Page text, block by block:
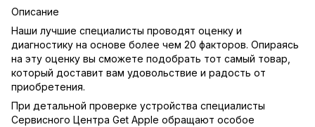
Описание
Наши лучшие специалисты проводят оценку и
диагностику на основе более чем 20 факторов. Опираясь
на эту оценку вы сможете подобрать тот самый товар,
который доставит вам удовольствие и радость от
приобретения.
При детальной проверке устройства специалисты
Сервисного Центра Get Apple обращают особое